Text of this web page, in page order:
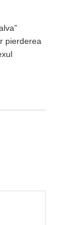
pierderea